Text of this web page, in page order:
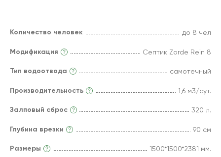
Количество человек до 8 чел
Модификация Септик Zorde Rein 8
Тип водоотвода самотечный
Производительность 1,6 м3/сут.
Залповый сброс 320 л.
Глубина врезки 90 см
Размеры 1500*1500*2381 мм.